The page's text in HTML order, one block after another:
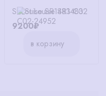
St.Louise SR1483 C02
9200₽
в корзину